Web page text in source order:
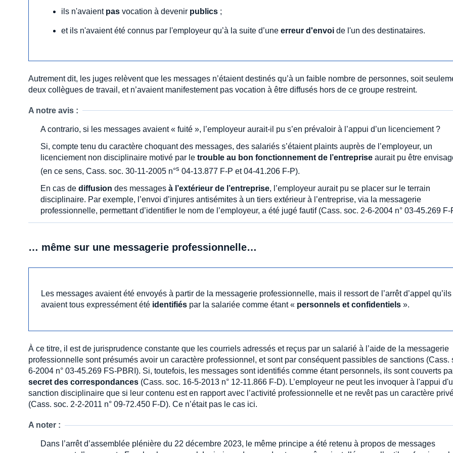
ils n'avaient pas vocation à devenir publics ;
et ils n'avaient été connus par l'employeur qu’à la suite d’une erreur d'envoi de l'un des destinataires.
Autrement dit, les juges relèvent que les messages n’étaient destinés qu’à un faible nombre de personnes, soit
deux collègues de travail, et n’avaient manifestement pas vocation à être diffusés hors de ce groupe restreint.
A notre avis :
A contrario, si les messages avaient « fuité », l’employeur aurait-il pu s’en prévaloir à l’appui d’un licenciement ?
Si, compte tenu du caractère choquant des messages, des salariés s’étaient plaints auprès de l’employeur, un
licenciement non disciplinaire motivé par le trouble au bon fonctionnement de l’entreprise aurait pu être
(en ce sens, Cass. soc. 30-11-2005 n°s 04-13.877 F-P et 04-41.206 F-P).
En cas de diffusion des messages à l’extérieur de l’entreprise, l’employeur aurait pu se placer sur le terrain
disciplinaire. Par exemple, l’envoi d’injures antisémites à un tiers extérieur à l’entreprise, via la messagerie
professionnelle, permettant d’identifier le nom de l’employeur, a été jugé fautif (Cass. soc. 2-6-2004 n° 03-45.269 F-
… même sur une messagerie professionnelle…
Les messages avaient été envoyés à partir de la messagerie professionnelle, mais il ressort de l’arrêt d’appel qu’ils
avaient tous expressément été identifiés par la salariée comme étant « personnels et confidentiels ».
À ce titre, il est de jurisprudence constante que les courriels adressés et reçus par un salarié à l’aide de la messagerie
professionnelle sont présumés avoir un caractère professionnel, et sont par conséquent passibles de sanctions (Cass.
6-2004 n° 03-45.269 FS-PBRI). Si, toutefois, les messages sont identifiés comme étant personnels, ils sont couverts
secret des correspondances (Cass. soc. 16-5-2013 n° 12-11.866 F-D). L’employeur ne peut les invoquer à l'appui
sanction disciplinaire que si leur contenu est en rapport avec l’activité professionnelle et ne revêt pas un caractère
(Cass. soc. 2-2-2011 n° 09-72.450 F-D). Ce n’était pas le cas ici.
A noter :
Dans l’arrêt d’assemblée plénière du 22 décembre 2023, le même principe a été retenu à propos de messages